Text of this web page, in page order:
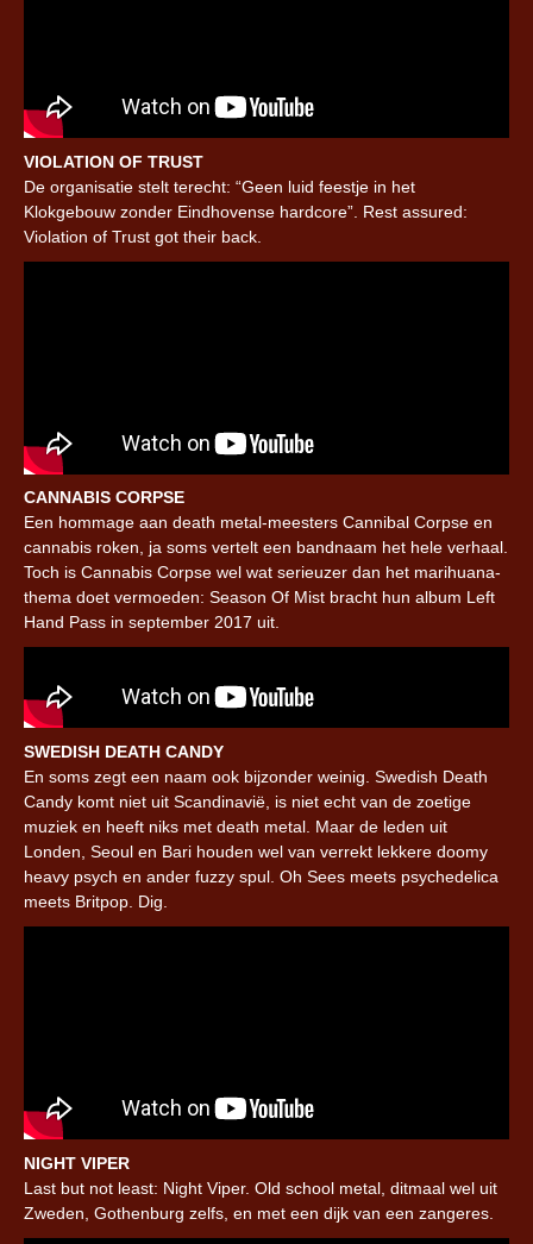
VIOLATION OF TRUST
De organisatie stelt terecht: “Geen luid feestje in het
Klokgebouw zonder Eindhovense hardcore”. Rest assured:
Violation of Trust got their back.
CANNABIS CORPSE
Een hommage aan death metal-meesters Cannibal Corpse en
cannabis roken, ja soms vertelt een bandnaam het hele verhaal.
Toch is Cannabis Corpse wel wat serieuzer dan het marihuana-
thema doet vermoeden: Season Of Mist bracht hun album Left
Hand Pass in september 2017 uit.
SWEDISH DEATH CANDY
En soms zegt een naam ook bijzonder weinig. Swedish Death
Candy komt niet uit Scandinavië, is niet echt van de zoetige
muziek en heeft niks met death metal. Maar de leden uit
Londen, Seoul en Bari houden wel van verrekt lekkere doomy
heavy psych en ander fuzzy spul. Oh Sees meets psychedelica
meets Britpop. Dig.
NIGHT VIPER
Last but not least: Night Viper. Old school metal, ditmaal wel uit
Zweden, Gothenburg zelfs, en met een dijk van een zangeres.